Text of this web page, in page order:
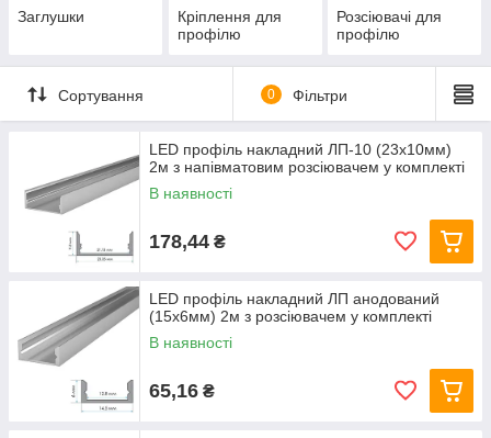
Заглушки
Кріплення для
профілю
Розсіювачі для
профілю
Сортування 0 Фільтри
LED профіль накладний ЛП-10 (23х10мм)
2м з напівматовим розсіювачем у комплекті
В наявності
178,44 ₴
LED профіль накладний ЛП анодований
(15х6мм) 2м з розсіювачем у комплекті
В наявності
65,16 ₴